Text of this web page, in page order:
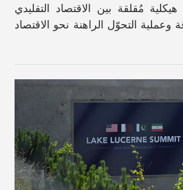
مُقلقة بين الاقتصاد التقليدي
وعملية التحوّل الراهنة نحو الاقتصاد